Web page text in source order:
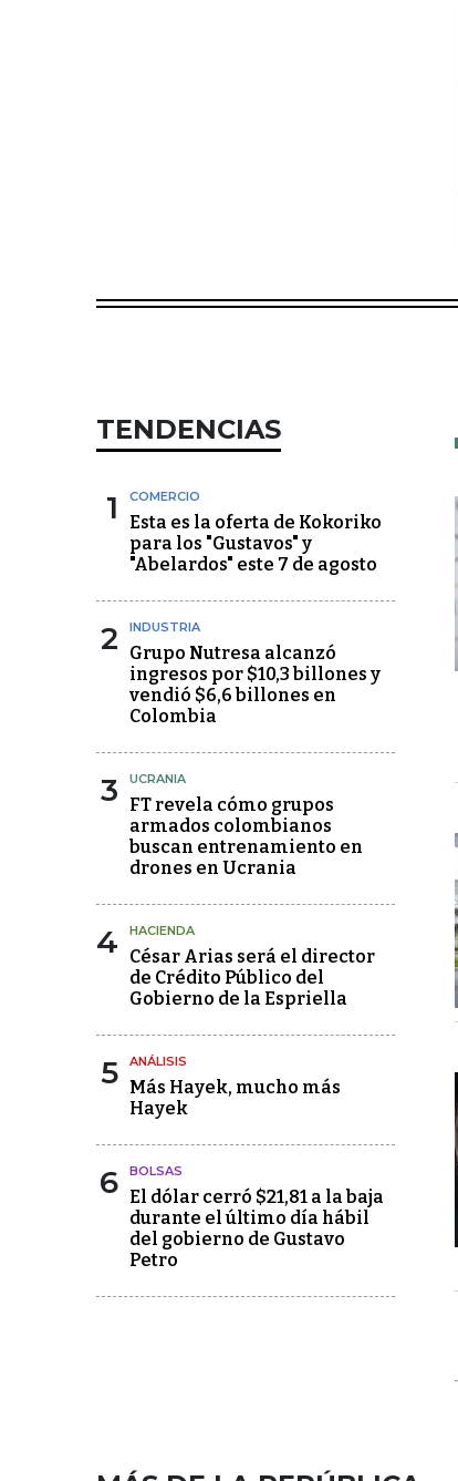
TENDENCIAS
1 COMERCIO
Esta es la oferta de Kokoriko
para los "Gustavos" y
"Abelardos" este 7 de agosto
2 INDUSTRIA
Grupo Nutresa alcanzó
ingresos por $10,3 billones y
vendió $6,6 billones en
Colombia
3 UCRANIA
FT revela cómo grupos
armados colombianos
buscan entrenamiento en
drones en Ucrania
4 HACIENDA
César Arias será el director
de Crédito Público del
Gobierno de la Espriella
5 ANÁLISIS
Más Hayek, mucho más
Hayek
6 BOLSAS
El dólar cerró $21,81 a la baja
durante el último día hábil
del gobierno de Gustavo
Petro